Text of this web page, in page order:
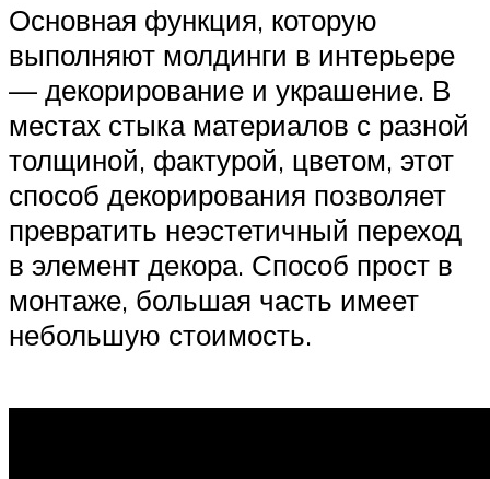
Основная функция, которую
выполняют молдинги в интерьере
— декорирование и украшение. В
местах стыка материалов с разной
толщиной, фактурой, цветом, этот
способ декорирования позволяет
превратить неэстетичный переход
в элемент декора. Способ прост в
монтаже, большая часть имеет
небольшую стоимость.